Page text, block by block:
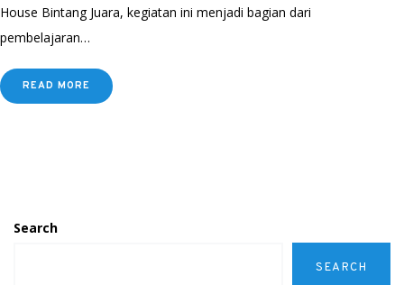
House Bintang Juara, kegiatan ini menjadi bagian dari
pembelajaran…
READ MORE
Search
SEARCH